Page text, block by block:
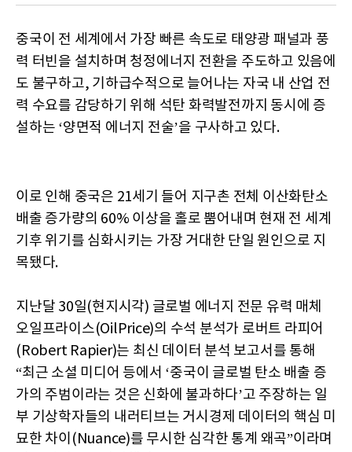
중국이 전 세계에서 가장 빠른 속도로 태양광 패널과 풍
력 터빈을 설치하며 청정에너지 전환을 주도하고 있음에
도 불구하고, 기하급수적으로 늘어나는 자국 내 산업 전
력 수요를 감당하기 위해 석탄 화력발전까지 동시에 증
설하는 ‘양면적 에너지 전술’을 구사하고 있다.
이로 인해 중국은 21세기 들어 지구촌 전체 이산화탄소
배출 증가량의 60% 이상을 홀로 뿜어내며 현재 전 세계
기후 위기를 심화시키는 가장 거대한 단일 원인으로 지
목됐다.
지난달 30일(현지시각) 글로벌 에너지 전문 유력 매체
오일프라이스(OilPrice)의 수석 분석가 로버트 라피어
(Robert Rapier)는 최신 데이터 분석 보고서를 통해
“최근 소셜 미디어 등에서 ‘중국이 글로벌 탄소 배출 증
가의 주범이라는 것은 신화에 불과하다’고 주장하는 일
부 기상학자들의 내러티브는 거시경제 데이터의 핵심 미
묘한 차이(Nuance)를 무시한 심각한 통계 왜곡”이라며